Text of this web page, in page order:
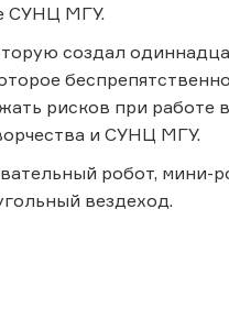
СУНЦ МГУ.
создал
рисков при работе
и СУНЦ МГУ.
робот, мини-
вездеход.